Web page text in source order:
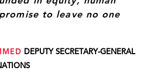
to leave no one
DEPUTY SECRETARY-GENERAL